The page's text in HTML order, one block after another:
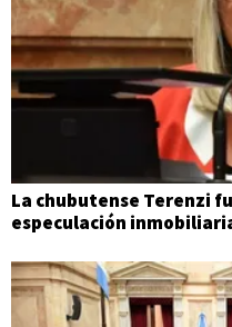
La chubutense Terenzi
especulación